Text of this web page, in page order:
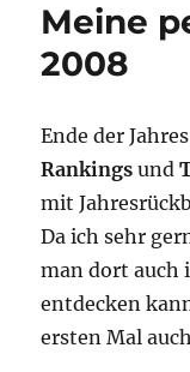
Meine
2008
Ende der
Rankings und
mit
Da ich sehr
man dort auch
entdecken
ersten Mal